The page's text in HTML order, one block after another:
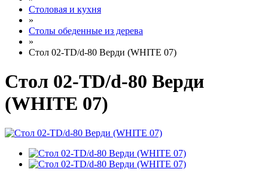
Столовая и кухня
»
Столы обеденные из дерева
»
Стол 02-TD/d-80 Верди (WHITE 07)
Стол 02-TD/d-80 Верди
(WHITE 07)